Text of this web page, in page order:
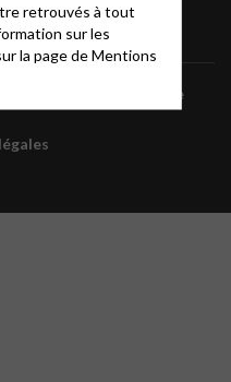
Glossaire
retrouvés à tout
sur les
la page deMentions